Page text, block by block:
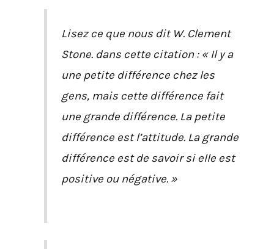
Lisez ce que nous dit W. Clement
Stone. dans cette citation : « Il y a
une petite différence chez les
gens, mais cette différence fait
une grande différence. La petite
différence est l’attitude. La grande
différence est de savoir si elle est
positive ou négative. »